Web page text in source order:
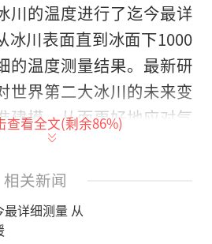
川的温度进行了迄今最详
冰川表面直到冰面下1000
的温度测量结果。最新研
世界第二大冰川的未来变
建模，从而更好地应对气
来，格陵兰冰川的质量损
致全球海平面上升的“罪
冰是如何运动的以及冰
查看全文(剩余86%)
相关新闻
详细测量 从